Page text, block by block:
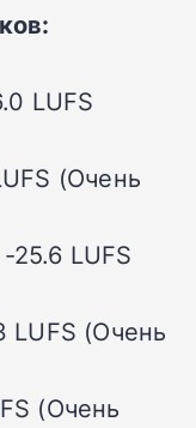
LUFS
(Очень
-25.6 LUFS
LUFS (Очень
(Очень